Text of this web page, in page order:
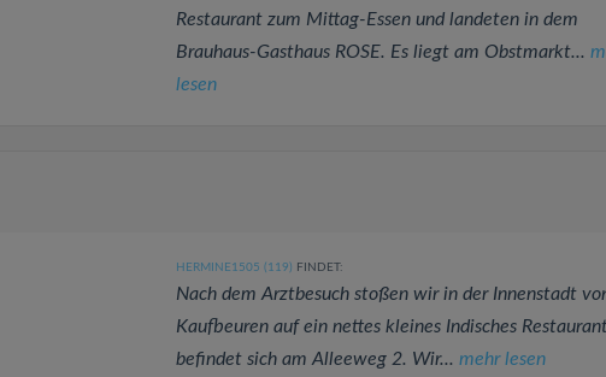
Restaurant zum Mittag-Essen und landeten in dem
Brauhaus-Gasthaus ROSE. Es liegt am Obstmarkt...
lesen
HERMINE1505 (119) FINDET:
Nach dem Arztbesuch stoßen wir in der Innenstadt
Kaufbeuren auf ein nettes kleines Indisches
befindet sich am Alleeweg 2. Wir... mehr lesen